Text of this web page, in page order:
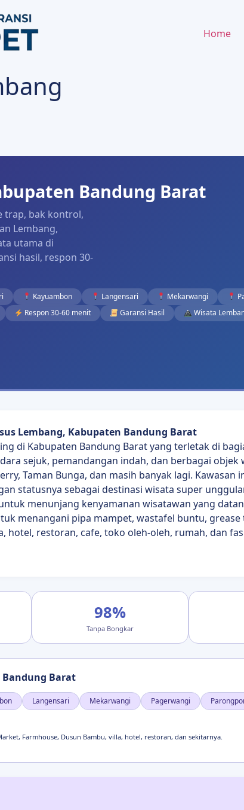
Home
Bandung Barat
trap, bak kontrol,
Lembang,
utama di
hasil, respon 30-
Kayuambon Langensari Mekarwangi
Respon 30-60 menit Garansi Hasil
Wisata
Lembang, Kabupaten Bandung Barat
di Kabupaten Bandung Barat yang terletak di
sejuk, pemandangan indah, dan berbagai objek
Taman Bunga, dan masih banyak lagi. Kawasan
statusnya sebagai destinasi wisata super
menunjang kenyamanan wisatawan yang
menangani pipa mampet, wastafel buntu, grease
hotel, restoran, cafe, toko oleh-oleh, rumah, dan
98%
Tanpa Bongkar
Barat
Langensari Mekarwangi Pagerwangi
Farmhouse, Dusun Bambu, villa, hotel, restoran, dan sekitarnya.